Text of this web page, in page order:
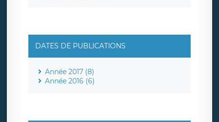
DATES DE PUBLICATIONS
Année 2017 (8)
Année 2016 (6)